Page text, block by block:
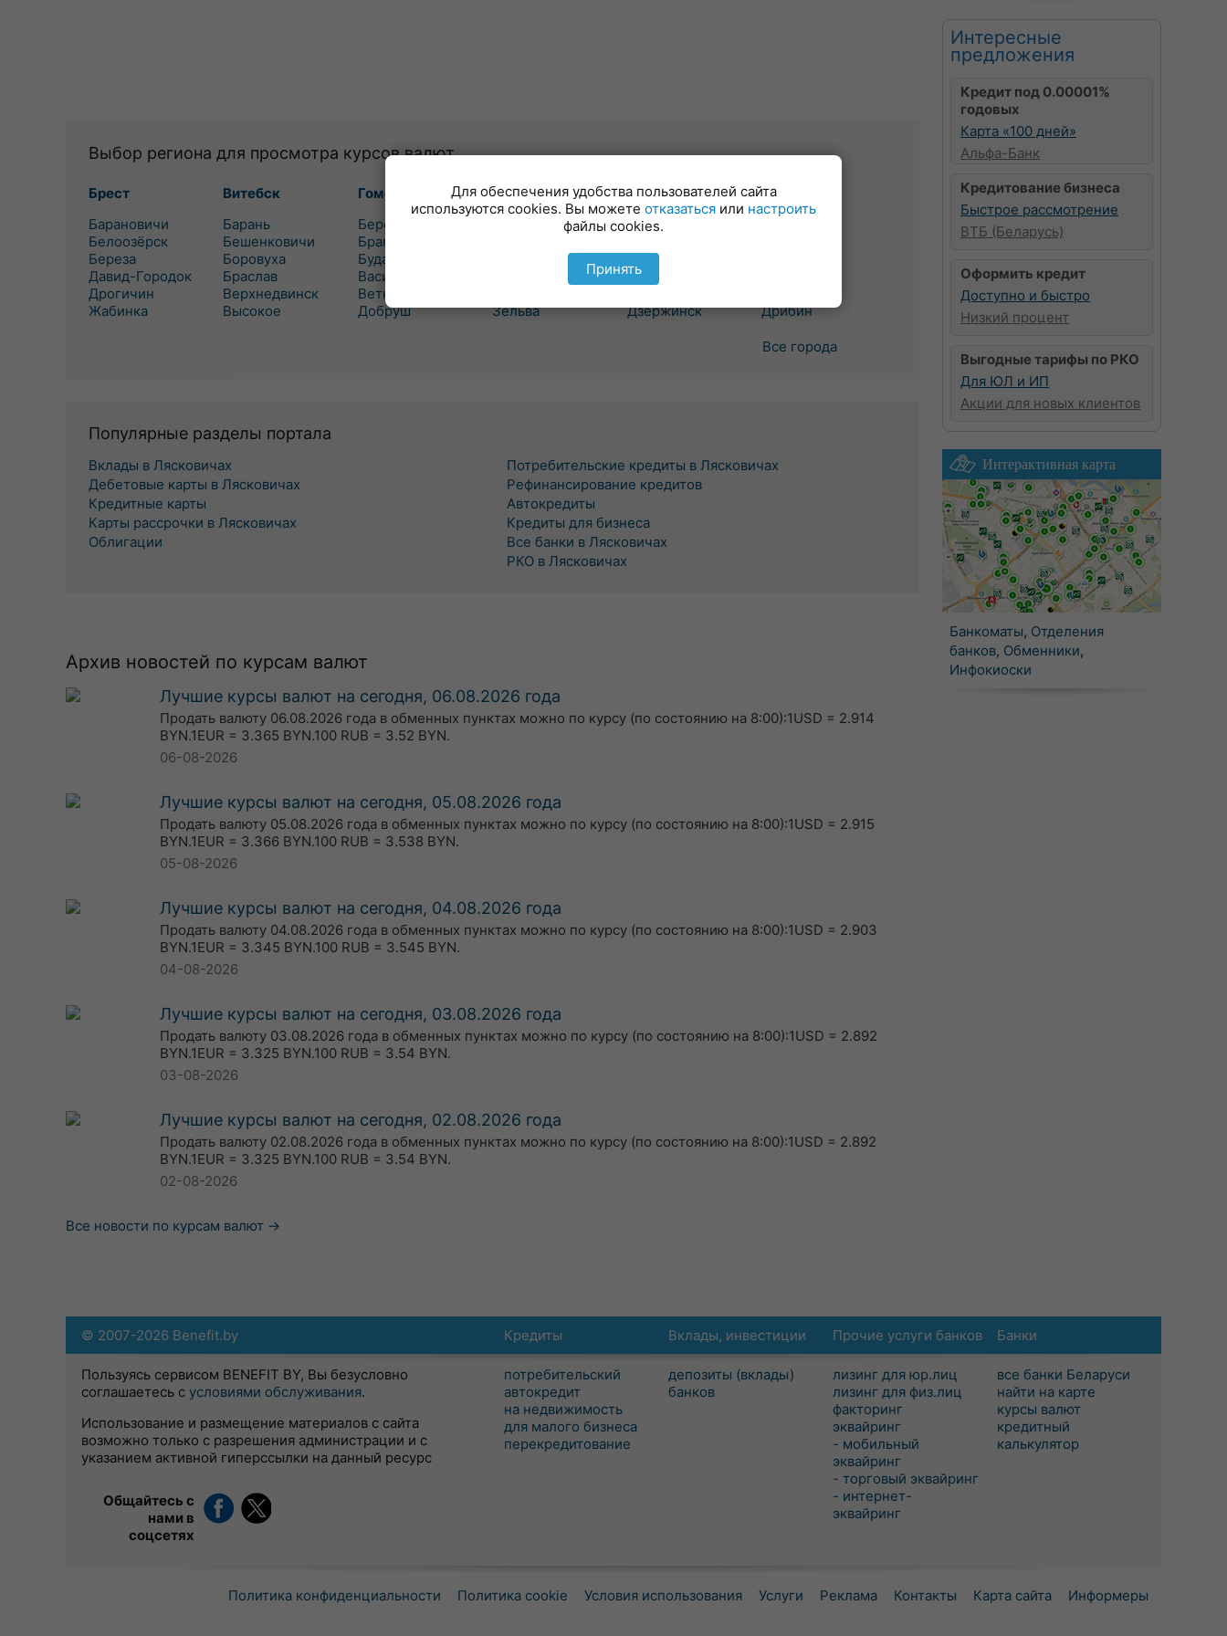
Выбор региона для просмотра курсов валют
Брест
Барановичи
Белоозёрск
Береза
Давид-Городок
Дрогичин
Жабинка
Витебск
Барань
Бешенковичи
Боровуха
Браслав
Верхнедвинск
Высокое
Гомель
Березовка
Брагин
Буда-Кошелево
Василевичи
Ветка
Добруш
Гродно
Бол. Берестовица
Зельва
Минск
Березино
Вилейка
Воложин
Дзержинск
Могилев
Дрибин
Все города
Популярные разделы портала
Вклады в Лясковичах
Дебетовые карты в Лясковичах
Кредитные карты
Карты рассрочки в Лясковичах
Облигации
Потребительские кредиты в Лясковичах
Рефинансирование кредитов
Автокредиты
Кредиты для бизнеса
Все банки в Лясковичах
РКО в Лясковичах
Архив новостей по курсам валют
Лучшие курсы валют на сегодня, 06.08.2026 года
Продать валюту 06.08.2026 года в обменных пунктах можно по курсу (по состоянию на 8:00):1USD = 2.914
BYN.1EUR = 3.365 BYN.100 RUB = 3.52 BYN.
06-08-2026
Лучшие курсы валют на сегодня, 05.08.2026 года
Продать валюту 05.08.2026 года в обменных пунктах можно по курсу (по состоянию на 8:00):1USD = 2.915
BYN.1EUR = 3.366 BYN.100 RUB = 3.538 BYN.
05-08-2026
Лучшие курсы валют на сегодня, 04.08.2026 года
Продать валюту 04.08.2026 года в обменных пунктах можно по курсу (по состоянию на 8:00):1USD = 2.903
BYN.1EUR = 3.345 BYN.100 RUB = 3.545 BYN.
04-08-2026
Лучшие курсы валют на сегодня, 03.08.2026 года
Продать валюту 03.08.2026 года в обменных пунктах можно по курсу (по состоянию на 8:00):1USD = 2.892
BYN.1EUR = 3.325 BYN.100 RUB = 3.54 BYN.
03-08-2026
Лучшие курсы валют на сегодня, 02.08.2026 года
Продать валюту 02.08.2026 года в обменных пунктах можно по курсу (по состоянию на 8:00):1USD = 2.892
BYN.1EUR = 3.325 BYN.100 RUB = 3.54 BYN.
02-08-2026
Все новости по курсам валют →
Интересные
предложения
Кредит под 0.00001%
годовых
Карта «100 дней»
Альфа-Банк
Кредитование бизнеса
Быстрое рассмотрение
ВТБ (Беларусь)
Оформить кредит
Доступно и быстро
Низкий процент
Выгодные тарифы по РКО
Для ЮЛ и ИП
Акции для новых клиентов
Интерактивная карта
Банкоматы, Отделения
банков, Обменники,
Инфокиоски
Кредиты
потребительский
автокредит
на недвижимость
для малого бизнеса
перекредитование
Вклады, инвестиции
депозиты (вклады)
банков
Прочие услуги банков
лизинг для юр.лиц
лизинг для физ.лиц
факторинг
эквайринг
- мобильный
эквайринг
- торговый эквайринг
- интернет-
эквайринг
Банки
все банки Беларуси
найти на карте
курсы валют
кредитный
калькулятор
© 2007-2026 Benefit.by
Пользуясь сервисом BENEFIT BY, Вы безусловно
соглашаетесь с условиями обслуживания.
Использование и размещение материалов с сайта
возможно только с разрешения администрации и с
указанием активной гиперссылки на данный ресурс
Общайтесь с
нами в
соцсетях
Политика конфиденциальности Политика cookie Условия использования Услуги Реклама Контакты Карта сайта Информеры
Для обеспечения удобства пользователей сайта
используются cookies. Вы можете отказаться или настроить
файлы cookies.
Принять